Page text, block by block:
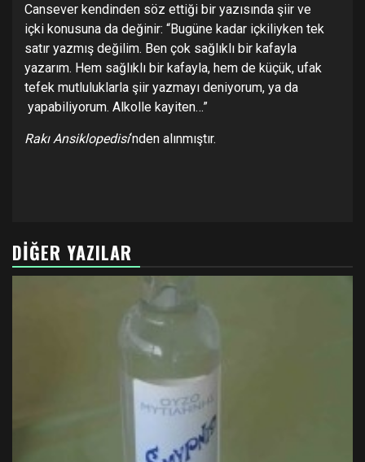
Cansever kendinden söz ettiği bir yazısında şiir ve
içki konusuna da değinir: “Bugüne kadar içkiliyken tek
satır yazmış değilim. Ben çok sağlıklı bir kafayla
yazarım. Hem sağlıklı bir kafayla, hem de küçük, ufak
tefek mutluluklarla şiir yazmayı deniyorum, ya da
yapabiliyorum. Alkolle kayiten…”
Rakı Ansiklopedisi‘nden alınmıştır.
DIĞER YAZILAR